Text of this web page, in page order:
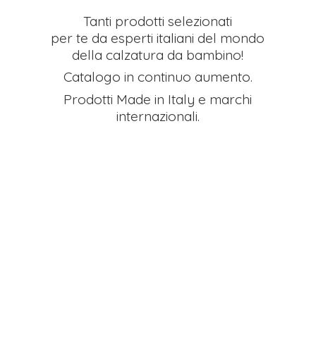
Tanti prodotti selezionati
per te da esperti italiani del mondo
della calzatura da bambino!
Catalogo in continuo aumento.
Prodotti Made in Italy e marchi
internazionali.